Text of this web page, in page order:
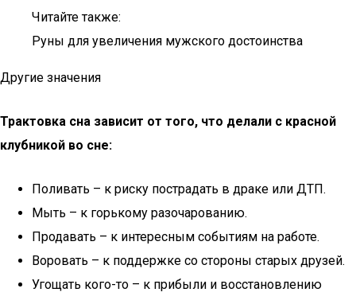
Читайте также:
Руны для увеличения мужского достоинства
Другие значения
Трактовка сна зависит от того, что делали с красной
клубникой во сне:
Поливать – к риску пострадать в драке или ДТП.
Мыть – к горькому разочарованию.
Продавать – к интересным событиям на работе.
Воровать – к поддержке со стороны старых друзей.
Угощать кого-то – к прибыли и восстановлению